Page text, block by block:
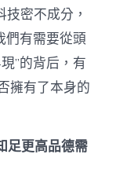
技密不成分，
們有需要從頭
”的背后，有
擁有了本身的
足更高品德需